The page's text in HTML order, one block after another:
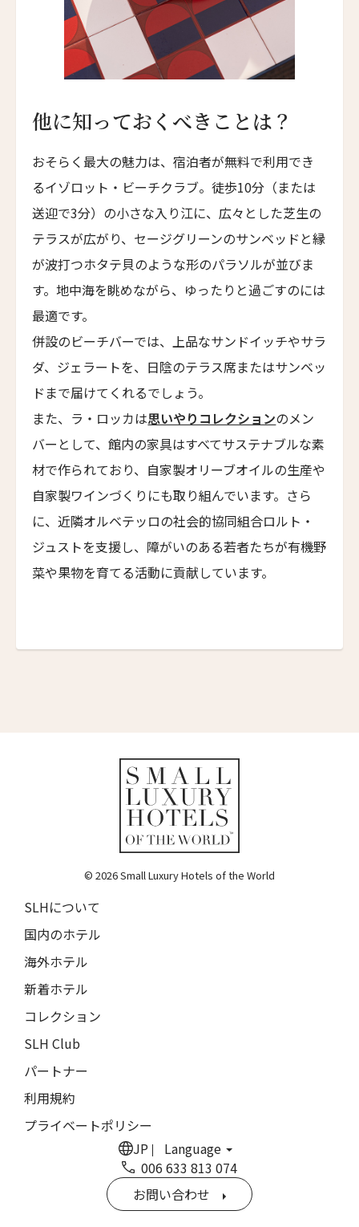
カサ・ルシア
Casa Lucia
ケノア・エクスクルーシブ・ビーチ・スパ & リゾ
Emiliano São Paulo
エミリアーノ・リオ
Emiliano Rio
バラクーダ・ホテル・アンド・ヴィラズ
Barracuda Hotel & Villas
パラッツォ・マンフレディ
Palazzo Manfredi
ヴィラ・スパレッティ・トリヴェッリ
Villa Spalletti Trivelli
ロメオ・ローマ
ROMEO Roma
ザ・ゲーテ・ホテル
The Goethe Hotel
パーム・スイート
Palm Suite
マーロット・ローマ
Maalot Roma
マルグッタ 19
TAKANAWA HANAKOHRO
ホテル ヴィロン
ホテル・ロード・バイロン
Hotel Lord Byron
Hotel De' Ricci
フェンディ・プライベート・スイート
Fendi Private Suites
バブイーノ 181
Babuino 181
バリーマロー・ハウス・ホテル
Ballymaloe House Hotel
サン・カンジアン・ホテル & レジデンシズ
San Canzian Hotel & Residences
ウルソ・ホテル＆スパ
他に知っておくべきことは？
おそらく最大の魅力は、宿泊者が無料で利用でき
るイゾロット・ビーチクラブ。徒歩10分（または
送迎で3分）の小さな入り江に、広々とした芝生の
テラスが広がり、セージグリーンのサンベッドと縁
が波打つホタテ貝のような形のパラソルが並びま
す。地中海を眺めながら、ゆったりと過ごすのには
最適です。
併設のビーチバーでは、上品なサンドイッチやサラ
ダ、ジェラートを、日陰のテラス席またはサンベッ
ドまで届けてくれるでしょう。
また、ラ・ロッカは思いやりコレクションのメン
バーとして、館内の家具はすべてサステナブルな素
材で作られており、自家製オリーブオイルの生産や
自家製ワインづくりにも取り組んでいます。さら
に、近隣オルベテッロの社会的協同組合ロルト・
ジュストを支援し、障がいのある若者たちが有機野
菜や果物を育てる活動に貢献しています。
© 2026 Small Luxury Hotels of the World
SLHについて
国内のホテル
海外ホテル
新着ホテル
コレクション
SLH Club
パートナー
利用規約
プライベートポリシー
JP
Language
006 633 813 074
お問い合わせ